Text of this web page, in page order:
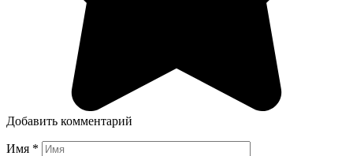
Добавить комментарий
Имя *